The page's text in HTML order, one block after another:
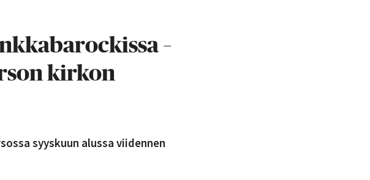
–
kirkon
syyskuun alussa viidennen